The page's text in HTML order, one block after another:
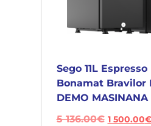
Sego 11L
Bonamat Bravilor
DEMO MASINANA
5 136.00€ 1 500.00€